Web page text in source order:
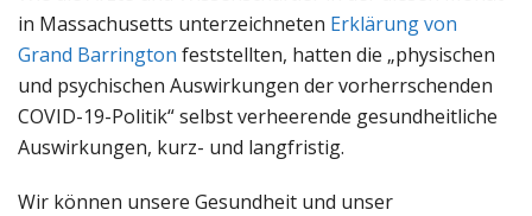
in Massachusetts unterzeichneten Erklärung von
Grand Barrington feststellten, hatten die „physischen
und psychischen Auswirkungen der vorherrschenden
COVID-19-Politik“ selbst verheerende gesundheitliche
Auswirkungen, kurz- und langfristig.
Wir können unsere Gesundheit und unser